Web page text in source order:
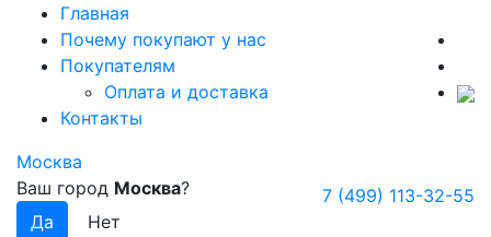
Главная
Почему покупают у нас
Покупателям
Оплата и доставка
Контакты
Москва
Ваш город Москва? 7 (499) 113-32-55